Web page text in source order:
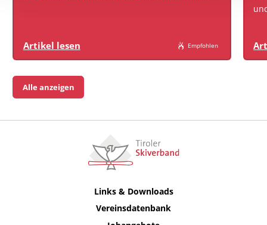
Artikel lesen Empfohlen
Alle anzeigen
Links & Downloads
Vereinsdatenbank